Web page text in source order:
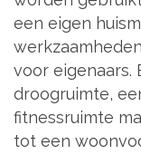
een eigen
voor eigenaars.
droogruimte,
fitnessruimte
tot een